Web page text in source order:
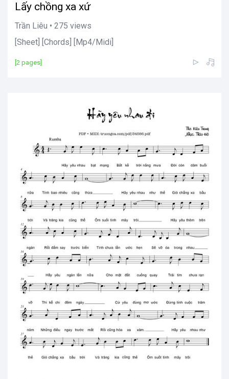
Lấy chồng xa xứ
Trần Liêu • 275 views
[Sheet] [Chords] [Mp4/Midi]
[2 pages]